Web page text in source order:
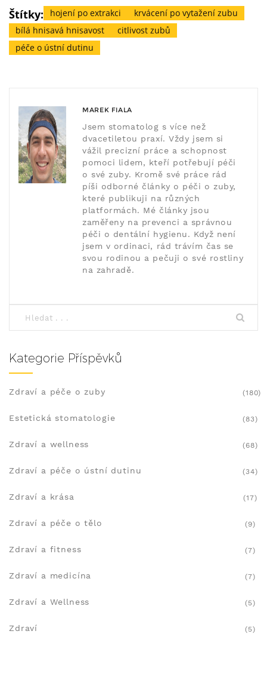
Štítky: hojení po extrakci
krvácení po vytažení zubu
bílá hnisavá hnisavost
citlivost zubů
péče o ústní dutinu
MAREK FIALA
Jsem stomatolog s více než
dvacetiletou praxí. Vždy jsem si
vážil precizní práce a schopnost
pomoci lidem, kteří potřebují péči
o své zuby. Kromě své práce rád
píši odborné články o péči o zuby,
které publikuji na různých
platformách. Mé články jsou
zaměřeny na prevenci a správnou
péči o dentální hygienu. Když není
jsem v ordinaci, rád trávím čas se
svou rodinou a pečuji o své rostliny
na zahradě.
Kategorie Příspěvků
Zdraví a péče o zuby (180)
Estetická stomatologie (83)
Zdraví a wellness (68)
Zdraví a péče o ústní dutinu (34)
Zdraví a krása (17)
Zdraví a péče o tělo (9)
Zdraví a fitness (7)
Zdraví a medicína (7)
Zdraví a Wellness (5)
Zdraví (5)